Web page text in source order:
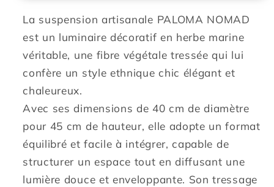
NOMAD
en
herbe
marine
style
bohème
avec
ampoule
LED
nomade
NOMAD
en
herbe
marine
style
avec
ampoule
LED
blanc/RGB
nomade
La suspension artisanale PALOMA NOMAD
est un luminaire décoratif en herbe marine
véritable, une fibre végétale tressée qui lui
confère un style ethnique chic élégant et
chaleureux.
Avec ses dimensions de 40 cm de diamètre
pour 45 cm de hauteur, elle adopte un format
équilibré et facile à intégrer, capable de
structurer un espace tout en diffusant une
lumière douce et enveloppante. Son tressage